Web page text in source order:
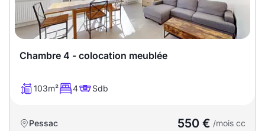
Chambre 4 - colocation meublée
103m² 4 Sdb
Pessac 550 € /mois cc